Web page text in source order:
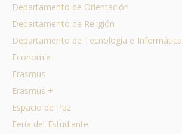
Departamento de Orientación
Departamento de Religión
Departamento de Tecnología e Informática
Economía
Erasmus
Erasmus +
Espacio de Paz
Feria del Estudiante